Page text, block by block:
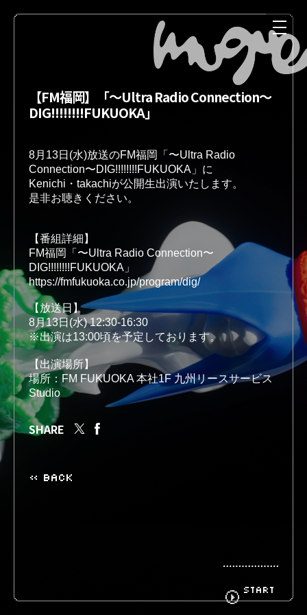
LIVE DISCOGRAPHY
BIOGRAPHY GOODS
FANCLUB
START
【FM福岡】「〜Ultra Radio Connection〜
DIG!!!!!!!!FUKUOKA」
8月13日(水)放送のFM福岡「〜Ultra Radio
Connection〜DIG!!!!!!!!FUKUOKA」に
Kenichi・takachiが公開生出演いたします。
是非お聴きください。
【番組詳細】
FM福岡「〜Ultra Radio Connection〜
https://fmfukuoka.co.jp/program/dig/
【放送日】
8月13日(水) 12:30-16:30
※出演は13:00頃を予定しております。
【出演場所】
場所：FM FUKUOKA 本社1F 九州リースサービス
Studio
SHARE
« BACK